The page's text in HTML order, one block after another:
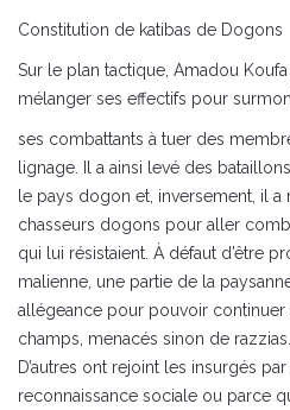
Constitution de katibas de Dogons
Sur le plan tactique, Amadou
mélanger ses effectifs pour
ses combattants à tuer des
lignage. Il a ainsi levé des
le pays dogon et, inversement, il a
chasseurs dogons pour aller
qui lui résistaient. À défaut d’être
malienne, une partie de la
allégeance pour pouvoir continuer
champs, menacés sinon de razzias.
D’autres ont rejoint les insurgés
reconnaissance sociale ou parce